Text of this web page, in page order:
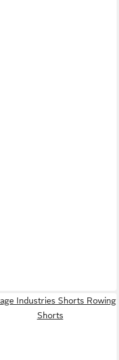
Industries Shorts Rowing
Shorts